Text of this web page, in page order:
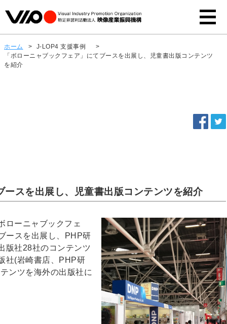
ホーム > J-LOP4 支援事例
>
「ボローニャブックフェア」にてブースを出展し、児童書出版コンテンツ
を紹介
スを出展し、児童書出版コンテンツを紹介
ローニャブックフェ
ースを出展し、PHP研
版社28社のコンテンツ
社(岩崎書店、PHP研
ンツを海外の出版社に